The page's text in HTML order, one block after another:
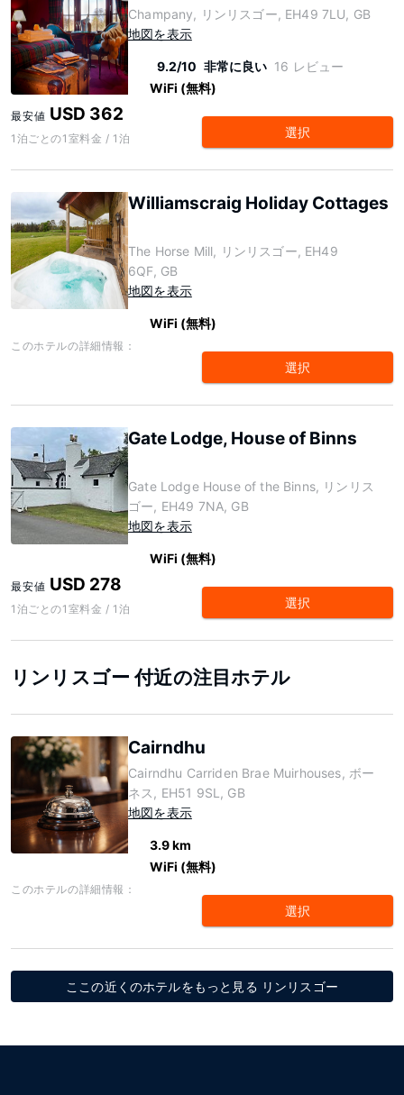
Champany, リンリスゴー, EH49 7LU, GB
地図を表示
9.2/10 非常に良い 16 レビュー
WiFi (無料)
最安値 USD 362
1泊ごとの1室料金 / 1泊 選択
Williamscraig Holiday Cottages
The Horse Mill, リンリスゴー, EH49
6QF, GB
地図を表示
WiFi (無料)
このホテルの詳細情報：
選択
Gate Lodge, House of Binns
Gate Lodge House of the Binns, リンリス
ゴー, EH49 7NA, GB
地図を表示
WiFi (無料)
最安値 USD 278
1泊ごとの1室料金 / 1泊 選択
リンリスゴー 付近の注目ホテル
Cairndhu
Cairndhu Carriden Brae Muirhouses, ボー
ネス, EH51 9SL, GB
地図を表示
3.9 km
WiFi (無料)
このホテルの詳細情報：
選択
ここの近くのホテルをもっと見る リンリスゴー